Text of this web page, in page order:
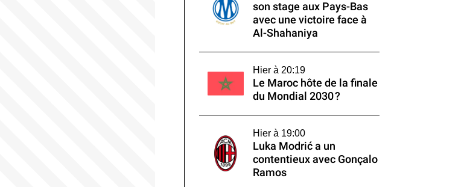
son stage aux Pays-Bas
avec une victoire face à
Al-Shahaniya
Hier à 20:19
Le Maroc hôte de la finale
du Mondial 2030 ?
Hier à 19:00
Luka Modrić a un
contentieux avec Gonçalo
Ramos